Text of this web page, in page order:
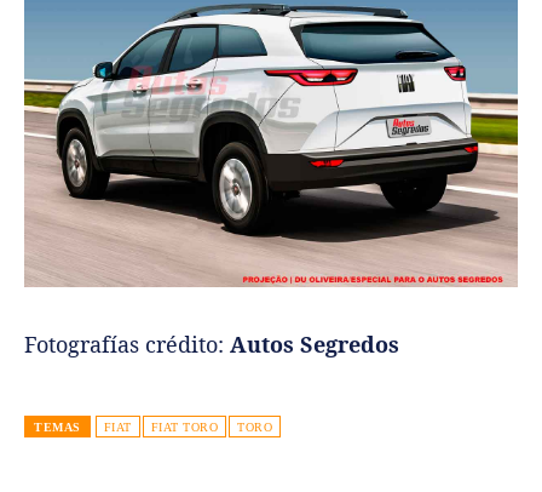
Fotografías crédito: Autos Segredos
TEMAS FIAT FIAT TORO TORO